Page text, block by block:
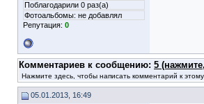
Поблагодарили 0 раз(а)
Фотоальбомы: не добавлял
Репутация: 0
Комментариев к сообщению: 5
Нажмите здесь, чтобы написать комментарий к
05.01.2013, 16:49